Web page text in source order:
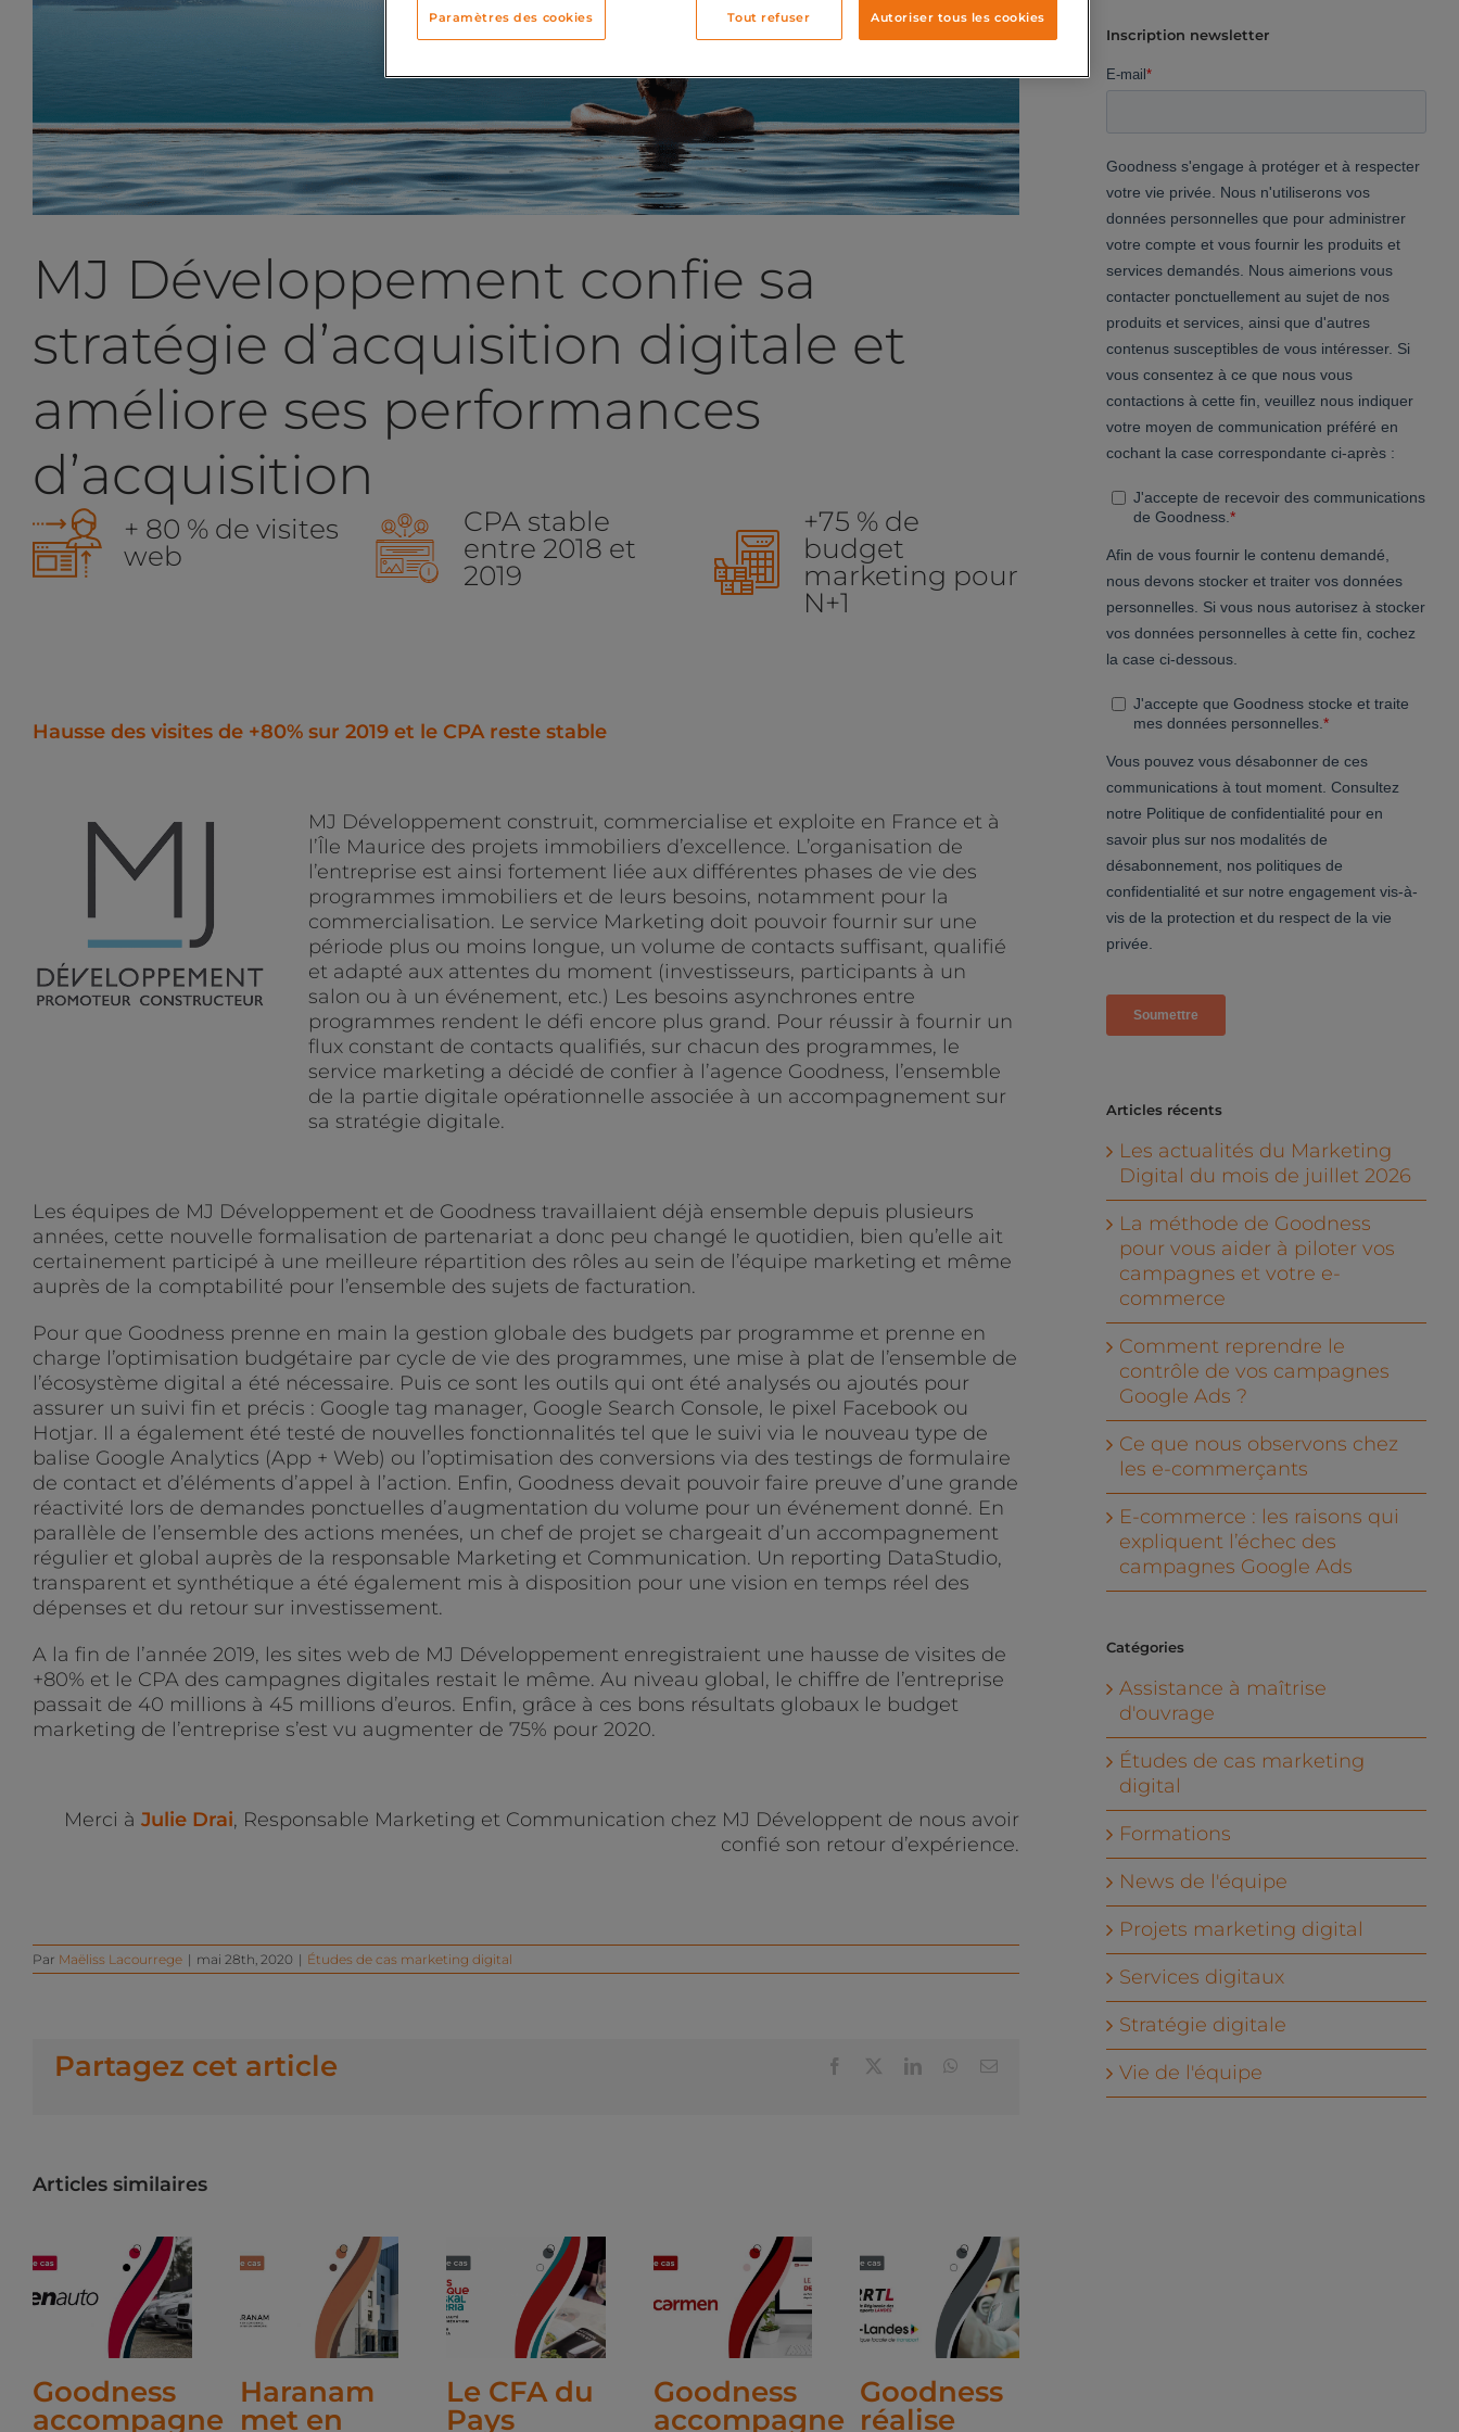
MJ Développement confie sa
stratégie d’acquisition digitale et
améliore ses performances
d’acquisition
+ 80 % de visites
web
CPA stable
entre 2018 et
2019
+75 % de
budget
marketing pour
N+1
Hausse des visites de +80% sur 2019 et le CPA reste stable
MJ Développement construit, commercialise et exploite en France et à
l’Île Maurice des projets immobiliers d’excellence. L’organisation de
l’entreprise est ainsi fortement liée aux différentes phases de vie des
programmes immobiliers et de leurs besoins, notamment pour la
commercialisation. Le service Marketing doit pouvoir fournir sur une
période plus ou moins longue, un volume de contacts suffisant, qualifié
et adapté aux attentes du moment (investisseurs, participants à un
salon ou à un événement, etc.) Les besoins asynchrones entre
programmes rendent le défi encore plus grand. Pour réussir à fournir un
flux constant de contacts qualifiés, sur chacun des programmes, le
service marketing a décidé de confier à l’agence Goodness, l’ensemble
de la partie digitale opérationnelle associée à un accompagnement sur
sa stratégie digitale.
Les équipes de MJ Développement et de Goodness travaillaient déjà ensemble depuis plusieurs
années, cette nouvelle formalisation de partenariat a donc peu changé le quotidien, bien qu’elle ait
certainement participé à une meilleure répartition des rôles au sein de l’équipe marketing et même
auprès de la comptabilité pour l’ensemble des sujets de facturation.
Pour que Goodness prenne en main la gestion globale des budgets par programme et prenne en
charge l’optimisation budgétaire par cycle de vie des programmes, une mise à plat de l’ensemble de
l’écosystème digital a été nécessaire. Puis ce sont les outils qui ont été analysés ou ajoutés pour
assurer un suivi fin et précis : Google tag manager, Google Search Console, le pixel Facebook ou
Hotjar. Il a également été testé de nouvelles fonctionnalités tel que le suivi via le nouveau type de
balise Google Analytics (App + Web) ou l’optimisation des conversions via des testings de formulaire
de contact et d’éléments d’appel à l’action. Enfin, Goodness devait pouvoir faire preuve d’une grande
réactivité lors de demandes ponctuelles d’augmentation du volume pour un événement donné. En
parallèle de l’ensemble des actions menées, un chef de projet se chargeait d’un accompagnement
régulier et global auprès de la responsable Marketing et Communication. Un reporting DataStudio,
transparent et synthétique a été également mis à disposition pour une vision en temps réel des
dépenses et du retour sur investissement.
A la fin de l’année 2019, les sites web de MJ Développement enregistraient une hausse de visites de
+80% et le CPA des campagnes digitales restait le même. Au niveau global, le chiffre de l’entreprise
passait de 40 millions à 45 millions d’euros. Enfin, grâce à ces bons résultats globaux le budget
marketing de l’entreprise s’est vu augmenter de 75% pour 2020.
Merci à Julie Drai, Responsable Marketing et Communication chez MJ Développent de nous avoir
confié son retour d’expérience.
Par Maëliss Lacourrege | mai 28th, 2020 | Études de cas marketing digital
Partagez cet article Facebook LinkedInWhatsApp
Email
Articles similaires
Goodness
accompagne
Haranam
met en
Le CFA du
Pays
Goodness
accompagne
Goodness
réalise
Inscription newsletter
Articles récents
Les actualités du Marketing
Digital du mois de juillet 2026
La méthode de Goodness
pour vous aider à piloter vos
campagnes et votre e-
commerce
Comment reprendre le
contrôle de vos campagnes
Google Ads ?
Ce que nous observons chez
les e-commerçants
E-commerce : les raisons qui
expliquent l’échec des
campagnes Google Ads
Catégories
Assistance à maîtrise
d'ouvrage
Études de cas marketing
digital
Formations
News de l'équipe
Projets marketing digital
Services digitaux
Stratégie digitale
Vie de l'équipe
Tout refuser Autoriser tous les cookies
Paramètres des cookies